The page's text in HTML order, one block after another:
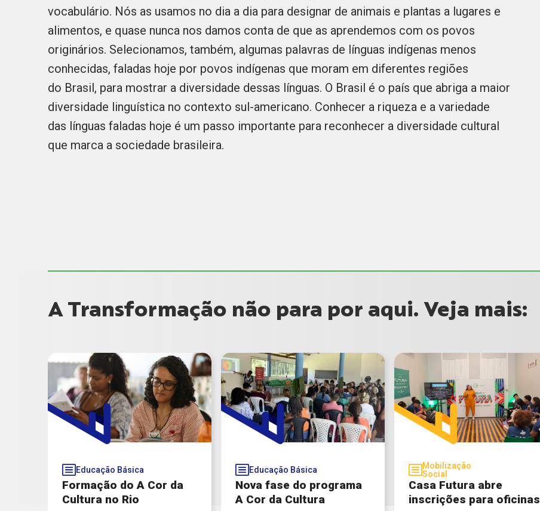
vocabulário. Nós as usamos no dia a dia para designar de animais e plantas a lugares e
alimentos, e quase nunca nos damos conta de que as aprendemos com os povos
originários. Selecionamos, também, algumas palavras de línguas indígenas menos
conhecidas, faladas hoje por povos indígenas que moram em diferentes regiões
do Brasil, para mostrar a diversidade dessas línguas. O Brasil é o país que abriga a maior
diversidade linguística no contexto sul-americano. Conhecer a riqueza e a variedade
das línguas faladas hoje é um passo importante para reconhecer a diversidade cultural
que marca a sociedade brasileira.
A Transformação não para por aqui. Veja mais:
Educação Básica
Formação do A Cor da
Cultura no Rio
Educação Básica
Nova fase do programa
A Cor da Cultura
Mobilização
Social
Casa Futura abre
inscrições para oficinas